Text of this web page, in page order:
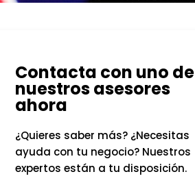
Contacta con uno de
nuestros asesores
ahora
¿Quieres saber más? ¿Necesitas
ayuda con tu negocio? Nuestros
expertos están a tu disposición.